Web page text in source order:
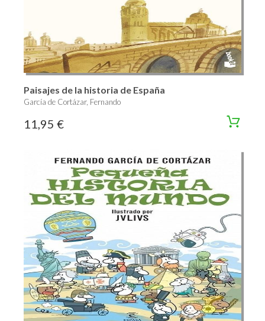
Paisajes de la historia de España
García de Cortázar, Fernando
11,95 €